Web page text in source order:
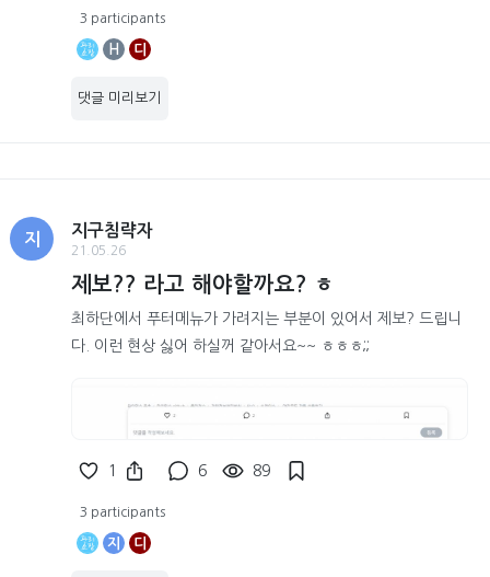
3 participants
H 디
댓글 미리보기
지
지구침략자
21.05.26
제보?? 라고 해야할까요? ㅎ
최하단에서 푸터메뉴가 가려지는 부분이 있어서 제보? 드립니
다. 이런 현상 싫어 하실꺼 같아서요~~ ㅎㅎㅎ;;
1 6 89
3 participants
지 디